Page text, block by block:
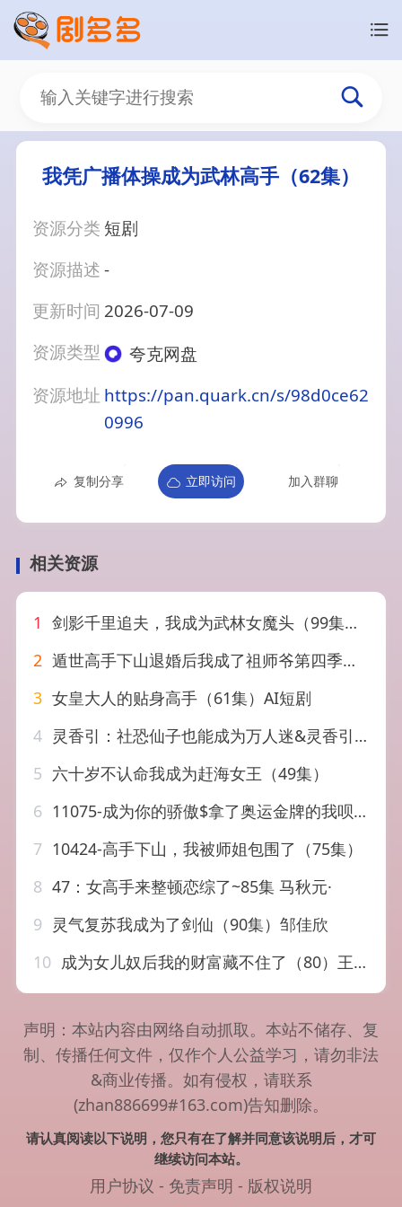
我凭广播体操成为武林高手（62集）
资源分类 短剧
资源描述-
更新时间 2026-07-09
资源类型
夸克网盘
资源地址 https://pan.quark.cn/s/98d0ce62
0996
复制分享 立即访问 加入群聊
相关资源
1 剑影千里追夫，我成为武林女魔头（99集）郑子健＆李羽桐
2 遁世高手下山退婚后我成了祖师爷第四季（93集）AI短剧
3 女皇大人的贴身高手（61集）AI短剧
4 灵香引：社恐仙子也能成为万人迷&灵香引社恐仙子也能成为万人迷（60集）AI短剧
5 六十岁不认命我成为赶海女王（49集）
6 11075-成为你的骄傲$拿了奥运金牌的我呗冒名顶替了（72集）
7 10424-高手下山，我被师姐包围了（75集）
8 47：女高手来整顿恋综了~85集 马秋元·
9 灵气复苏我成为了剑仙（90集）邹佳欣
10 成为女儿奴后我的财富藏不住了（80）王梓豪&林千仟
声明：本站内容由网络自动抓取。本站不储存、复
制、传播任何文件，仅作个人公益学习，请勿非法
&商业传播。如有侵权，请联系
(zhan886699#163.com)告知删除。
请认真阅读以下说明，您只有在了解并同意该说明后，才可
继续访问本站。
用户协议 - 免责声明 - 版权说明